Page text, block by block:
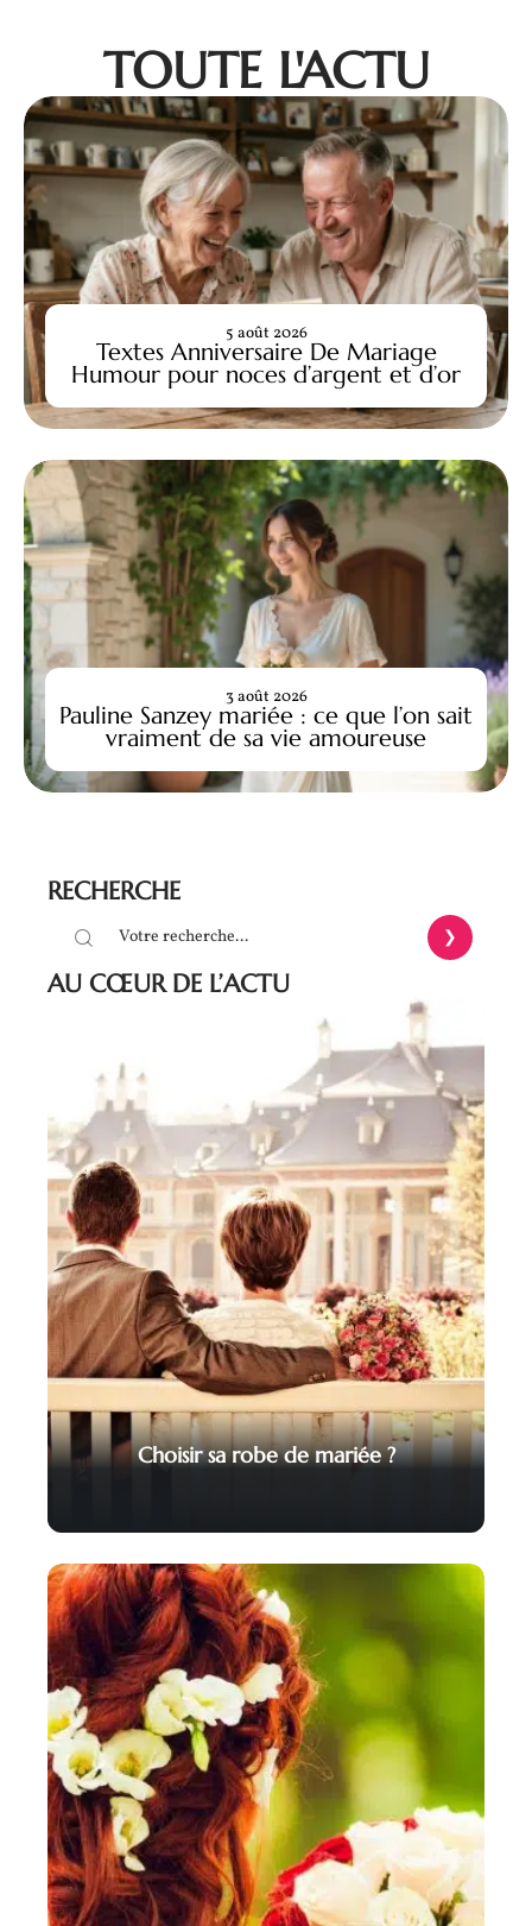
TOUTE L'ACTU
Textes Anniversaire De Mariage
Humour pour noces d’argent et d’or
5 août 2026
Pauline Sanzey mariée : ce que l’on sait
vraiment de sa vie amoureuse
3 août 2026
RECHERCHE
AU CŒUR DE L’ACTU
Choisir sa robe de mariée ?